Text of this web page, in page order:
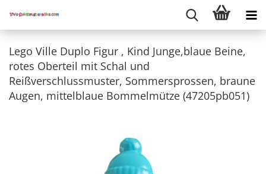
Lego Ville Duplo Figur , Kind Junge,blaue Beine,
rotes Oberteil mit Schal und
Reißverschlussmuster, Sommersprossen, braune
Augen, mittelblaue Bommelmütze (47205pb051)